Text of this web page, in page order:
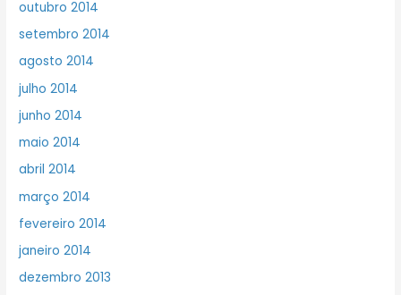
outubro 2014
setembro 2014
agosto 2014
julho 2014
junho 2014
maio 2014
abril 2014
março 2014
fevereiro 2014
janeiro 2014
dezembro 2013